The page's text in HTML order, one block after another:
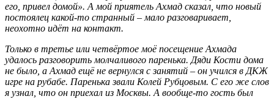
его, привел домой». А мой приятель Ахмад сказал, что новый
постоялец какой-то странный – мало разговаривает,
неохотно идёт на контакт.
Только в третье или четвёртое моё посещение Ахмада
удалось разговорить молчаливого паренька. Дяди Кости дома
не было, а Ахмад ещё не вернулся с занятий – он учился в ДКЖ
игре на рубабе. Паренька звали Колей Рубцовым. С его же слов
я узнал, что он приехал из Москвы. А вообще-то гость был